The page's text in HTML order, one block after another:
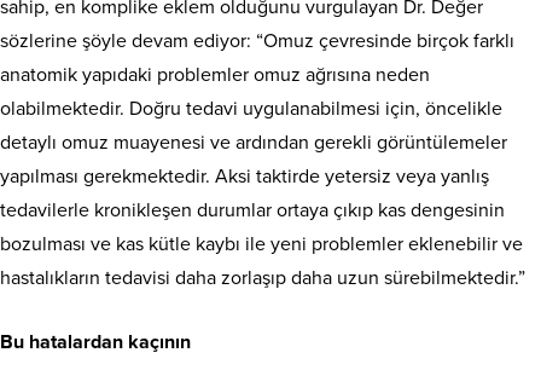
sahip, en komplike eklem olduğunu vurgulayan Dr. Değer
sözlerine şöyle devam ediyor: “Omuz çevresinde birçok farklı
anatomik yapıdaki problemler omuz ağrısına neden
olabilmektedir. Doğru tedavi uygulanabilmesi için, öncelikle
detaylı omuz muayenesi ve ardından gerekli görüntülemeler
yapılması gerekmektedir. Aksi taktirde yetersiz veya yanlış
tedavilerle kronikleşen durumlar ortaya çıkıp kas dengesinin
bozulması ve kas kütle kaybı ile yeni problemler eklenebilir ve
hastalıkların tedavisi daha zorlaşıp daha uzun sürebilmektedir.”
Bu hatalardan kaçının